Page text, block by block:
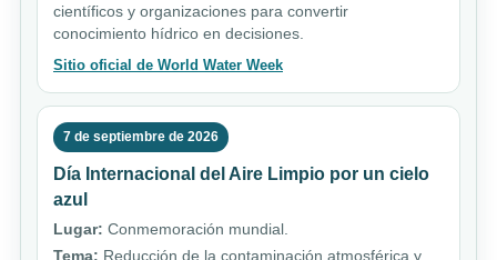
científicos y organizaciones para convertir
conocimiento hídrico en decisiones.
Sitio oficial de World Water Week
7 de septiembre de 2026
Día Internacional del Aire Limpio por un cielo
azul
Lugar: Conmemoración mundial.
Tema: Reducción de la contaminación atmosférica y